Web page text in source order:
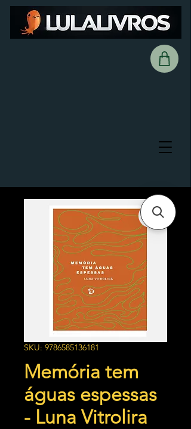
SKU: 9786585136181
Memória tem
águas espessas
- Luna Vitrolira